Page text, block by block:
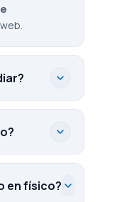
en físico?